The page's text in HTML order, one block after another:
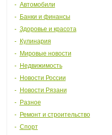
Автомобили
Банки и финансы
Здоровье и красота
Кулинария
Мировые новости
Недвижимость
Новости России
Новости Рязани
Разное
Ремонт и строительство
Спорт